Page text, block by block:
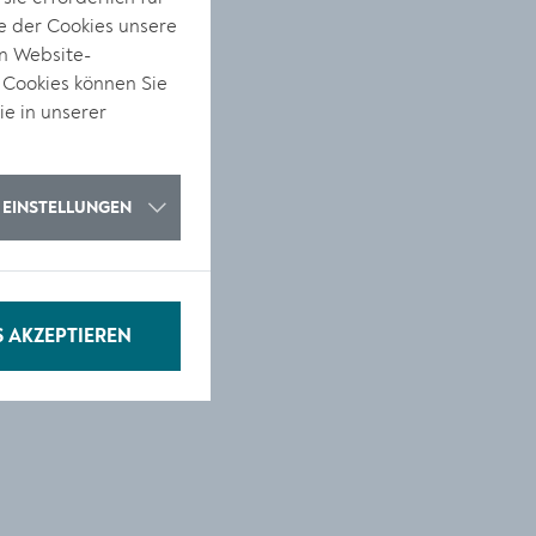
Cookies unsere
Website-
können Sie
in unserer
EINSTELLUNGEN
AKZEPTIEREN